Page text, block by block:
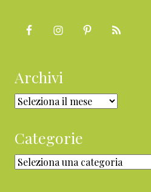
Archivi
Archivi
Categorie
Categorie